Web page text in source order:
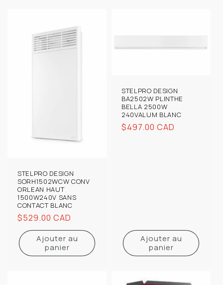
STELPRO DESIGN
SORH1502WCW CONV
ORLEAN HAUT
1500W240V SANS
CONTACT BLANC
Prix
habituel
$529.00 CAD
Ajouter au
panier
STELPRO DESIGN
BA2502W PLINTHE
BELLA 2500W
240VALUM BLANC
Prix
$497.00 CAD
Ajouter au
panier